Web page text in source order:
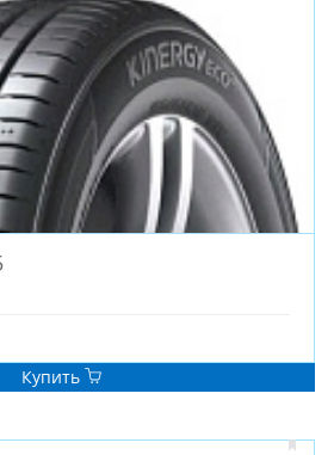
АВТО
АВТО
Купить